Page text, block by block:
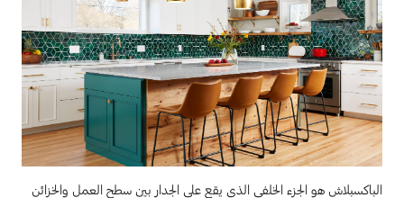
الباكسبلاش هو الجزء الخلفي الذي يقع على الجدار بين سطح العمل والخزائن